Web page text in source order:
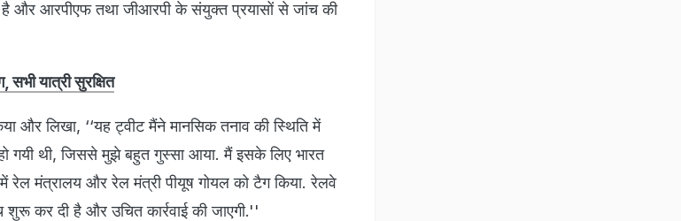
है और आरपीएफ तथा जीआरपी के संयुक्त प्रयासों से जांच की
यात्री सुरक्षित
और लिखा, ‘‘यह ट्वीट मैंने मानसिक तनाव की स्थिति में
गयी थी, जिससे मुझे बहुत गुस्सा आया. मैं इसके लिए भारत
रेल मंत्रालय और रेल मंत्री पीयूष गोयल को टैग किया. रेलवे
कर दी है और उचित कार्रवाई की जाएगी.''